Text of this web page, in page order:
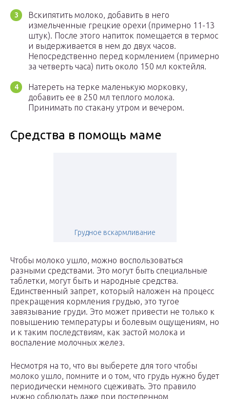
Вскипятить молоко, добавить в него
измельченные грецкие орехи (примерно 11-13
штук). После этого напиток помещается в термос
и выдерживается в нем до двух часов.
Непосредственно перед кормлением (примерно
за четверть часа) пить около 150 мл коктейля.
Натереть на терке маленькую морковку,
добавить ее в 250 мл теплого молока.
Принимать по стакану утром и вечером.
Средства в помощь маме
Грудное вскармливание
Чтобы молоко ушло, можно воспользоваться
разными средствами. Это могут быть специальные
таблетки, могут быть и народные средства.
Единственный запрет, который наложен на процесс
прекращения кормления грудью, это тугое
завязывание груди. Это может привести не только к
повышению температуры и болевым ощущениям, но
и к таким последствиям, как застой молока и
воспаление молочных желез.
Несмотря на то, что вы выберете для того чтобы
молоко ушло, помните и о том, что грудь нужно будет
периодически немного сцеживать. Это правило
нужно соблюдать даже при постепенном